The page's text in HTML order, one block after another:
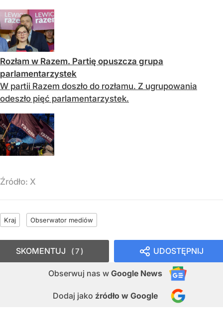
Rozłam w Razem. Partię opuszcza grupa
parlamentarzystek
W partii Razem doszło do rozłamu. Z ugrupowania
odeszło pięć parlamentarzystek.
Źródło: X
Kraj Obserwator mediów
UDOSTĘPNIJ
Obserwuj nas w Google News
Dodaj jako źródło w Google
SKOMENTUJ 7